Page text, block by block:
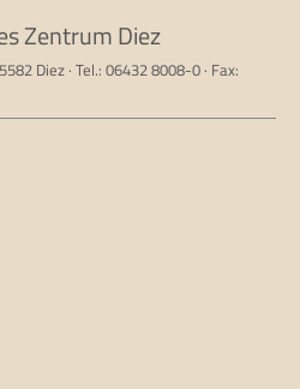
Zentrum Diez
Diez · Tel.: 06432 8008-0 · Fax: